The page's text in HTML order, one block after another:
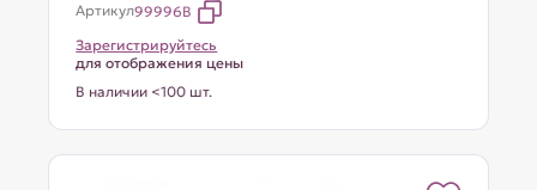
Артикул99996B
Зарегистрируйтесь
для отображения цены
В наличии <100 шт.